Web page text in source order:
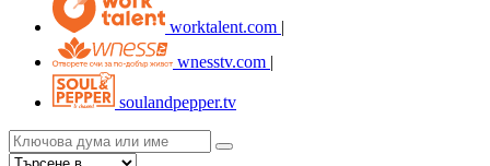
worktalent.com |
wnesstv.com |
soulandpepper.tv